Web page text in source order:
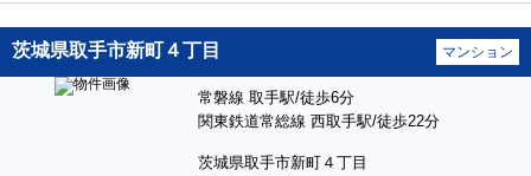
茨城県取手市新町４丁目 マンション
常磐線 取手駅/徒歩6分
関東鉄道常総線 西取手駅/徒歩22分
茨城県取手市新町４丁目